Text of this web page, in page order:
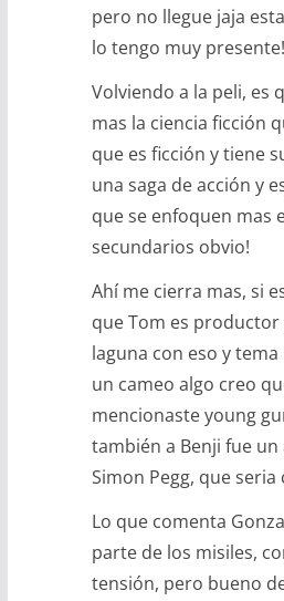
pero no llegue jaja
lo tengo muy presente!
Volviendo a la peli, es
mas la ciencia ficción
que es ficción y tiene
una saga de acción y
que se enfoquen mas
secundarios obvio!
Ahí me cierra mas, si
que Tom es
laguna con eso y
un cameo algo creo
mencionaste young
también a Benji fue
Simon Pegg, que
Lo que comenta
parte de los misiles,
tensión, pero bueno